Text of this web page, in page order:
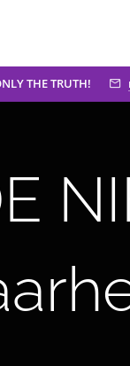
THE TRUTH!